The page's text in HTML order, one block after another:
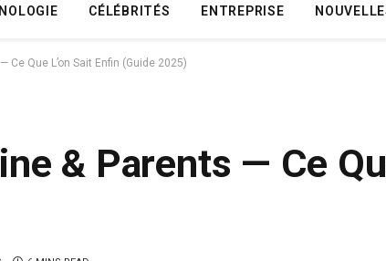
CÉLÉBRITÉS ENTREPRISE
Ce Que L’on Sait Enfin (Guide 2025)
& Parents — Ce